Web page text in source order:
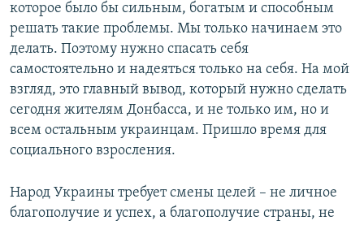
которое было бы сильным, богатым и способным
решать такие проблемы. Мы только начинаем это
делать. Поэтому нужно спасать себя
самостоятельно и надеяться только на себя. На мой
взгляд, это главный вывод, который нужно сделать
сегодня жителям Донбасса, и не только им, но и
всем остальным украинцам. Пришло время для
социального взросления.
Народ Украины требует смены целей – не личное
благополучие и успех, а благополучие страны, не